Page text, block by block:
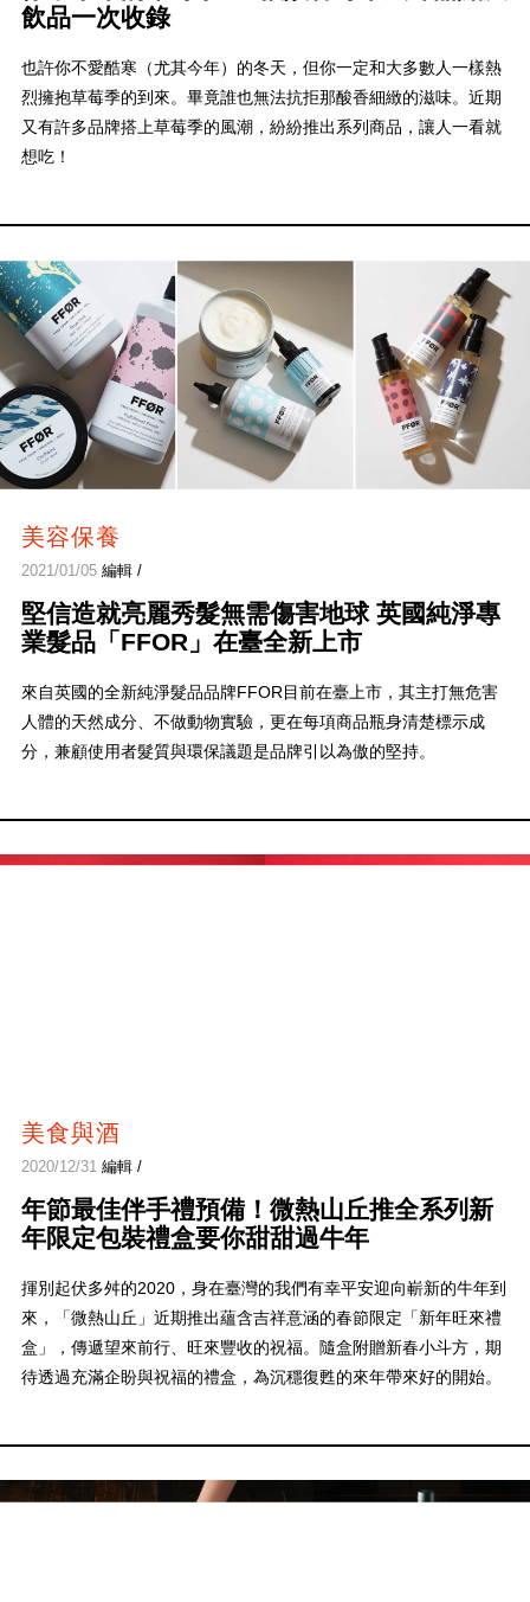
飲品一次收錄
也許你不愛酷寒（尤其今年）的冬天，但你一定和大多數人一樣熱
烈擁抱草莓季的到來。畢竟誰也無法抗拒那酸香細緻的滋味。近期
又有許多品牌搭上草莓季的風潮，紛紛推出系列商品，讓人一看就
想吃！
美容保養
2021/01/05編輯 /
堅信造就亮麗秀髮無需傷害地球 英國純淨專
業髮品「FFOR」在臺全新上市
來自英國的全新純淨髮品品牌FFOR目前在臺上市，其主打無危害
人體的天然成分、不做動物實驗，更在每項商品瓶身清楚標示成
分，兼顧使用者髮質與環保議題是品牌引以為傲的堅持。
美食與酒
2020/12/31 編輯 /
年節最佳伴手禮預備！微熱山丘推全系列新
年限定包裝禮盒要你甜甜過牛年
揮別起伏多舛的2020，身在臺灣的我們有幸平安迎向嶄新的牛年到
來，「微熱山丘」近期推出蘊含吉祥意涵的春節限定「新年旺來禮
盒」，傳遞望來前行、旺來豐收的祝福。隨盒附贈新春小斗方，期
待透過充滿企盼與祝福的禮盒，為沉穩復甦的來年帶來好的開始。